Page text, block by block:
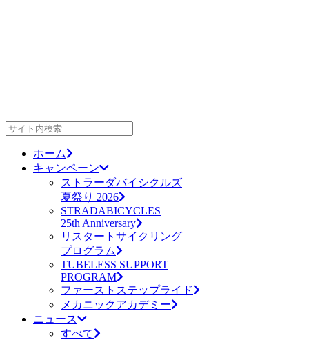
ホーム
キャンペーン
ストラーダバイシクルズ
夏祭り 2026
STRADABICYCLES
25th Anniversary
リスタートサイクリング
プログラム
TUBELESS SUPPORT
PROGRAM
ファーストステップライド
メカニックアカデミー
ニュース
すべて